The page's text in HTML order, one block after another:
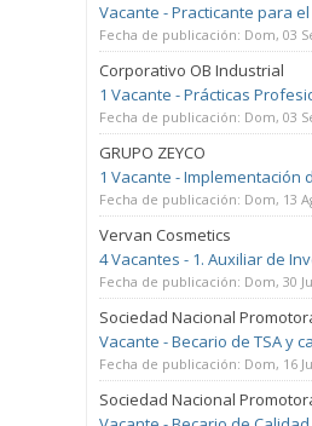
Vacante - Practicante para
Fecha de publicación: Dom, 03
Corporativo OB Industrial
1 Vacante - Prácticas
Fecha de publicación: Dom, 03
GRUPO ZEYCO
1 Vacante - Implementación
Fecha de publicación: Dom, 13
Vervan Cosmetics
4 Vacantes - 1. Auxiliar de
Fecha de publicación: Dom, 30
Sociedad Nacional
Vacante - Becario de TSA y
Fecha de publicación: Dom, 16
Sociedad Nacional